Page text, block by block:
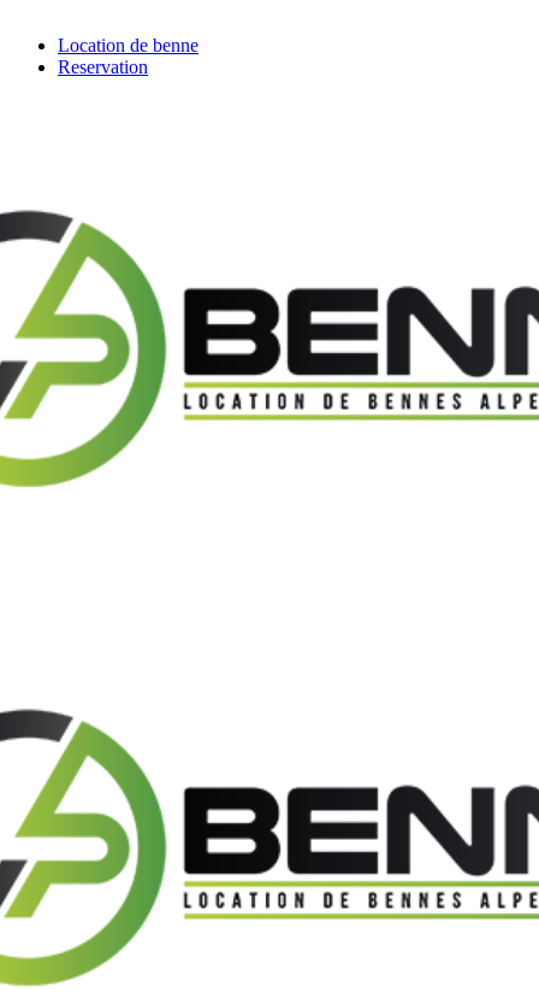
Location de benne
Reservation